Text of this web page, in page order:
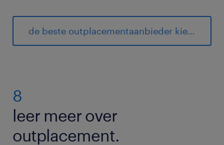
de beste outplacementaanbieder kiezen: de essentiële gids
8
leer meer over
outplacement.